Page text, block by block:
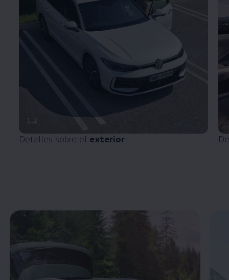
1 ,2
Detalles sobre el exterior
Enable fullscreen mode